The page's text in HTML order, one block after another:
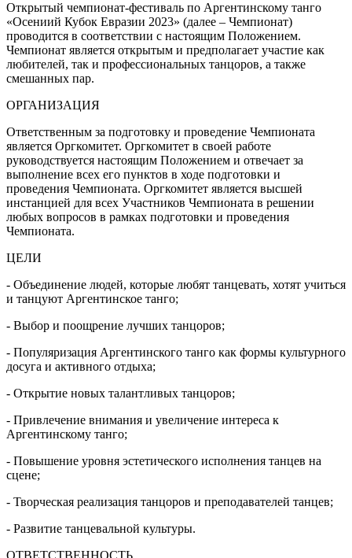
Открытый чемпионат-фестиваль по Аргентинскому танго
«Осениий Кубок Евразии 2023» (далее – Чемпионат)
проводится в соответствии с настоящим Положением.
Чемпионат является открытым и предполагает участие как
любителей, так и профессиональных танцоров, а также
смешанных пар.
ОРГАНИЗАЦИЯ
Ответственным за подготовку и проведение Чемпионата
является Оргкомитет. Оргкомитет в своей работе
руководствуется настоящим Положением и отвечает за
выполнение всех его пунктов в ходе подготовки и
проведения Чемпионата. Оргкомитет является высшей
инстанцией для всех Участников Чемпионата в решении
любых вопросов в рамках подготовки и проведения
Чемпионата.
ЦЕЛИ
- Объединение людей, которые любят танцевать, хотят учиться
и танцуют Аргентинское танго;
- Выбор и поощрение лучших танцоров;
- Популяризация Аргентинского танго как формы культурного
досуга и активного отдыха;
- Открытие новых талантливых танцоров;
- Привлечение внимания и увеличение интереса к
Аргентинскому танго;
- Повышение уровня эстетического исполнения танцев на
сцене;
- Творческая реализация танцоров и преподавателей танцев;
- Развитие танцевальной культуры.